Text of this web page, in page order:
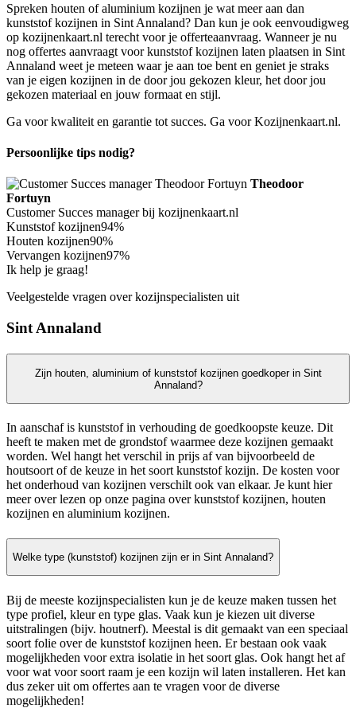
Spreken houten of aluminium kozijnen je wat meer aan dan
kunststof kozijnen in Sint Annaland? Dan kun je ook eenvoudigweg
op kozijnenkaart.nl terecht voor je offerteaanvraag. Wanneer je nu
nog offertes aanvraagt voor kunststof kozijnen laten plaatsen in Sint
Annaland weet je meteen waar je aan toe bent en geniet je straks
van je eigen kozijnen in de door jou gekozen kleur, het door jou
gekozen materiaal en jouw formaat en stijl.
Ga voor kwaliteit en garantie tot succes. Ga voor Kozijnenkaart.nl.
Persoonlijke tips nodig?
Theodoor
Fortuyn
Customer Succes manager bij kozijnenkaart.nl
Kunststof kozijnen94%
Houten kozijnen90%
Vervangen kozijnen97%
Ik help je graag!
Veelgestelde vragen over kozijnspecialisten uit
Sint Annaland
Zijn houten, aluminium of kunststof kozijnen goedkoper in Sint
Annaland?
In aanschaf is kunststof in verhouding de goedkoopste keuze. Dit
heeft te maken met de grondstof waarmee deze kozijnen gemaakt
worden. Wel hangt het verschil in prijs af van bijvoorbeeld de
houtsoort of de keuze in het soort kunststof kozijn. De kosten voor
het onderhoud van kozijnen verschilt ook van elkaar. Je kunt hier
meer over lezen op onze pagina over kunststof kozijnen, houten
kozijnen en aluminium kozijnen.
Welke type (kunststof) kozijnen zijn er in Sint Annaland?
Bij de meeste kozijnspecialisten kun je de keuze maken tussen het
type profiel, kleur en type glas. Vaak kun je kiezen uit diverse
uitstralingen (bijv. houtnerf). Meestal is dit gemaakt van een speciaal
soort folie over de kunststof kozijnen heen. Er bestaan ook vaak
mogelijkheden voor extra isolatie in het soort glas. Ook hangt het af
voor wat voor soort raam je een kozijn wil laten installeren. Het kan
dus zeker uit om offertes aan te vragen voor de diverse
mogelijkheden!